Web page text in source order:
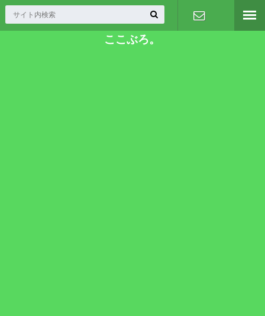
ここぶろ。